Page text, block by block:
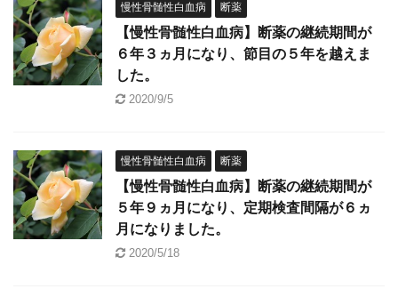
慢性骨髄性白血病 断薬
【慢性骨髄性白血病】断薬の継続期間が
６年３ヵ月になり、節目の５年を越えま
した。
2020/9/5
慢性骨髄性白血病 断薬
【慢性骨髄性白血病】断薬の継続期間が
５年９ヵ月になり、定期検査間隔が６ヵ
月になりました。
2020/5/18